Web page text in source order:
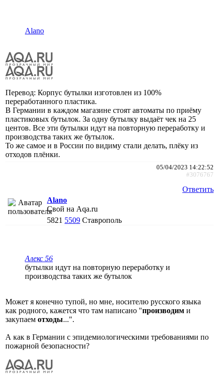
Alano
Перевод: Корпус бутылки изготовлен из 100%
переработанного пластика.
В Германии в каждом магазине стоят автоматы по приёму
пластиковых бутылок. За одну бутылку выдаёт чек на 25
центов. Все эти бутылки идут на повторную переработку и
производства таких же бутылок.
То же самое и в России по видиму стали делать, плёку из
отходов плёнки.
05/04/2023 14:22:52
#3076767
Ответить
Alano
Свой на Aqa.ru
5821 5509 Ставрополь
Алекс 56
бутылки идут на повторную переработку и
производства таких же бутылок
Может я конечно тупой, но мне, носителю русского языка
как родного, кажется что там написано "производим и
закупаем отходы...".
А как в Германии с эпидемиологическими требованиями по
пожарной безопасности?